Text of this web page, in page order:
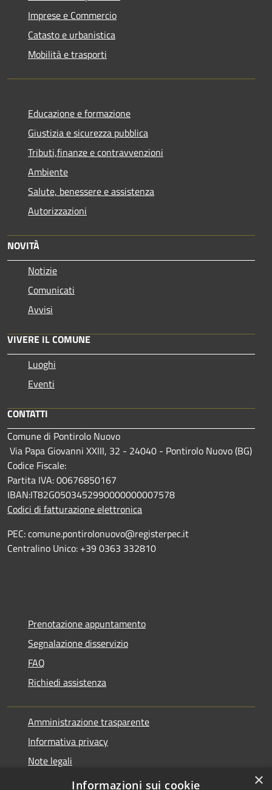
Imprese e Commercio
Catasto e urbanistica
Mobilità e trasporti
Educazione e formazione
Giustizia e sicurezza pubblica
Tributi,finanze e contravvenzioni
Ambiente
Salute, benessere e assistenza
Autorizzazioni
NOVITÀ
Notizie
Comunicati
Avvisi
VIVERE IL COMUNE
Luoghi
Eventi
CONTATTI
Comune di Pontirolo Nuovo
Via Papa Giovanni XXIII, 32 - 24040 - Pontirolo Nuovo (BG)
Codice Fiscale:
Partita IVA: 00676850167
IBAN:IT82G0503452990000000007578
Codici di fatturazione elettronica
PEC: comune.pontirolonuovo@registerpec.it
Centralino Unico: +39 0363 332810
Prenotazione appuntamento
Segnalazione disservizio
FAQ
Richiedi assistenza
Amministrazione trasparente
Informativa privacy
Note legali
Dichiarazione di accessibilità
×
Informazioni sui cookie